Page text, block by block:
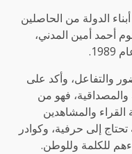
الدولة من الحاصلين
أحمد أمين المدني،
والتفاعل، وأكد على
والمصداقية، فهو من
والمشاهدين
إلى حرفية، وكوادر
للكلمة وللوطن.